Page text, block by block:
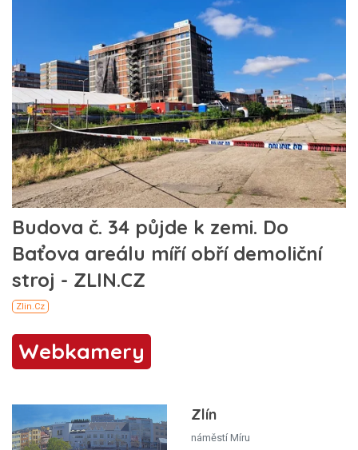
Webkamery
Zlín
náměstí Míru